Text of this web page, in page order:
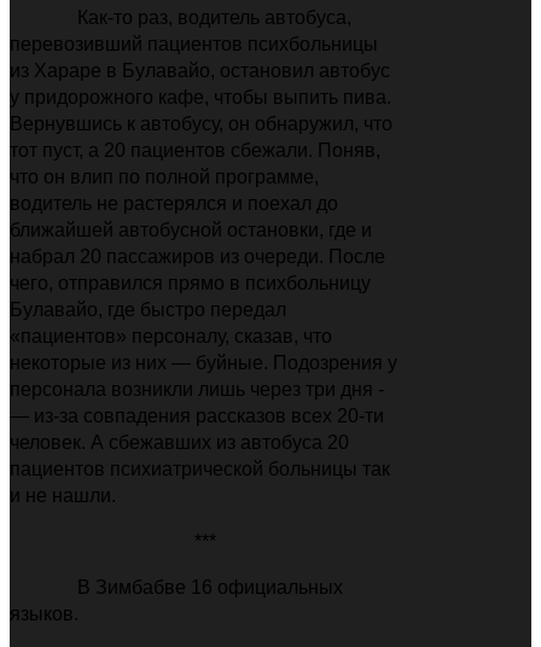
Как-то раз, водитель автобуса,
перевозивший пациентов психбольницы
из Хараре в Булавайо, остановил автобус
у придорожного кафе, чтобы выпить пива.
Вернувшись к автобусу, он обнаружил, что
тот пуст, а 20 пациентов сбежали. Поняв,
что он влип по полной программе,
водитель не растерялся и поехал до
ближайшей автобусной остановки, где и
набрал 20 пассажиров из очереди. После
чего, отправился прямо в психбольницу
Булавайо, где быстро передал
«пациентов» персоналу, сказав, что
некоторые из них — буйные. Подозрения у
персонала возникли лишь через три дня -
— из-за совпадения рассказов всех 20-ти
человек. А сбежавших из автобуса 20
пациентов психиатрической больницы так
и не нашли.
***
В Зимбабве 16 официальных
языков.